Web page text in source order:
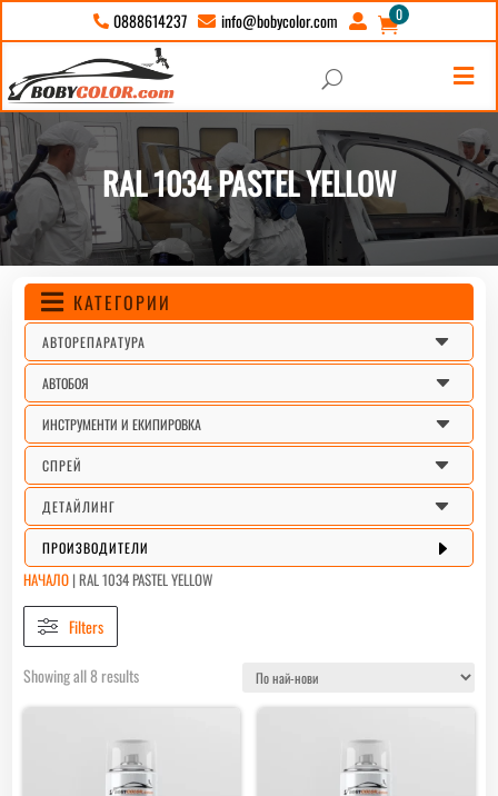
 0888614237  info@bobycolor.com  
0

U
RAL 1034 PASTEL YELLOW
 КАТЕГОРИИ
C
АВТОРЕПАРАТУРА
C
АВТОБОЯ
C
ИНСТРУМЕНТИ И ЕКИПИРОВКА
C
СПРЕЙ
C
ДЕТАЙЛИНГ
E
ПРОИЗВОДИТЕЛИ
НАЧАЛО |RAL 1034 PASTEL YELLOW
Filters
Showing all 8 resultsSorted